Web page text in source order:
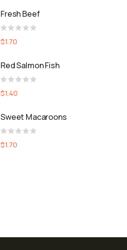
Fresh Beef
Valutato
0
$1.70
Red Salmon Fish
Valutato
0
$1.40
Sweet Macaroons
Valutato
0
$1.70